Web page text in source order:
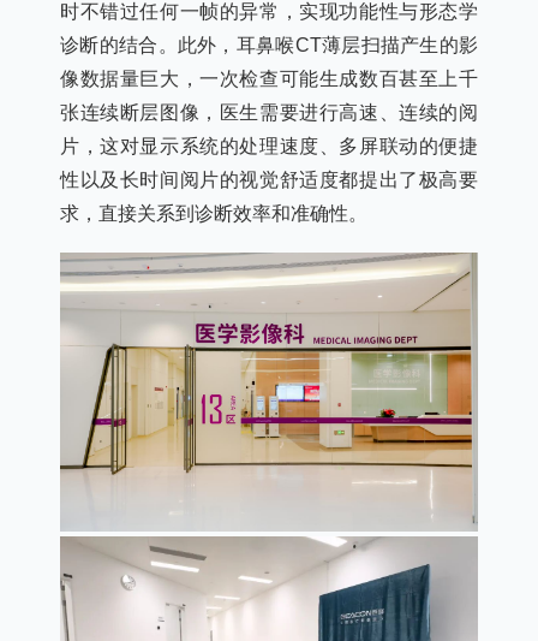
时不错过任何一帧的异常，实现功能性与形态学
诊断的结合。此外，耳鼻喉CT薄层扫描产生的影
像数据量巨大，一次检查可能生成数百甚至上千
张连续断层图像，医生需要进行高速、连续的阅
片，这对显示系统的处理速度、多屏联动的便捷
性以及长时间阅片的视觉舒适度都提出了极高要
求，直接关系到诊断效率和准确性。